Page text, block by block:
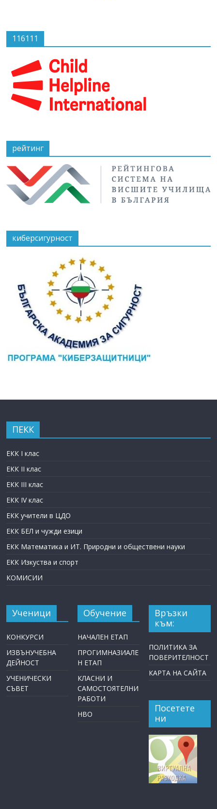
116111
рейтинг
киберсигурност
ПЕКК
ЕКК I клас
ЕКК II клас
ЕКК III клас
ЕКК IV клас
ЕКК учители в ЦДО
ЕКК БЕЛ и чужди езици
ЕКК Математика и ИТ. Природни и обществени науки
ЕКК Изкуства и спорт
КОМИСИИ
Ученици
КОНКУРСИ
ИЗВЪНУЧЕБНА
ДЕЙНОСТ
УЧЕНИЧЕСКИ
СЪВЕТ
Обучение
НАЧАЛЕН ЕТАП
ПРОГИМНАЗИАЛЕ
Н ЕТАП
КЛАСНИ И
САМОСТОЯТЕЛНИ
РАБОТИ
НВО
Връзки
към:
ПОЛИТИКА ЗА
ПОВЕРИТЕЛНОСТ
КАРТА НА САЙТА
Посетете
ни